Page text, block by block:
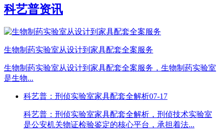
科艺普资讯
生物制药实验室从设计到家具配套全案服务
生物制药实验室从设计到家具配套全案服务，生物制药实验室
是生物...
科艺普：刑侦实验室家具配套全解析07-17
科艺普：刑侦实验室家具配套全解析，刑侦技术实验室
是公安机关物证检验鉴定的核心平台，承担着法...